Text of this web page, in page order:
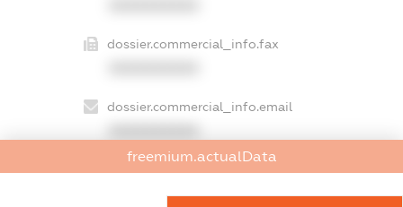
dossier.commercial_info.fax
dossier.commercial_info.email
XXXXXXXXXX
freemium.actualData